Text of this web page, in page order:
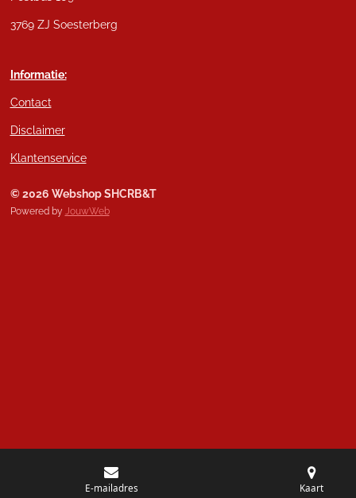
3769 ZJ Soesterberg
Informatie:
Contact
Disclaimer
Klantenservice
© 2026 Webshop SHCRB&T
Powered by JouwWeb
E-mailadres Kaart